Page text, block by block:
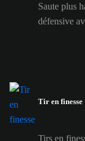
Saute plus
défensive
Tir en finesse
Tirs en